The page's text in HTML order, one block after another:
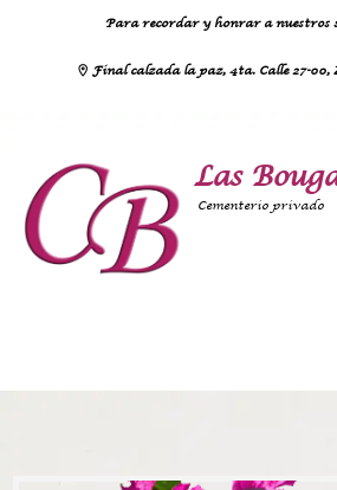
Para recordar y honrar a nuestros
Final calzada la paz, 4ta. Calle 27-00,
Las
Cementerio privado